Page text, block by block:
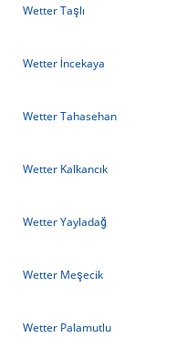
Wetter Taşlı
Wetter İncekaya
Wetter Tahasehan
Wetter Kalkancık
Wetter Yayladağ
Wetter Meşecik
Wetter Palamutlu